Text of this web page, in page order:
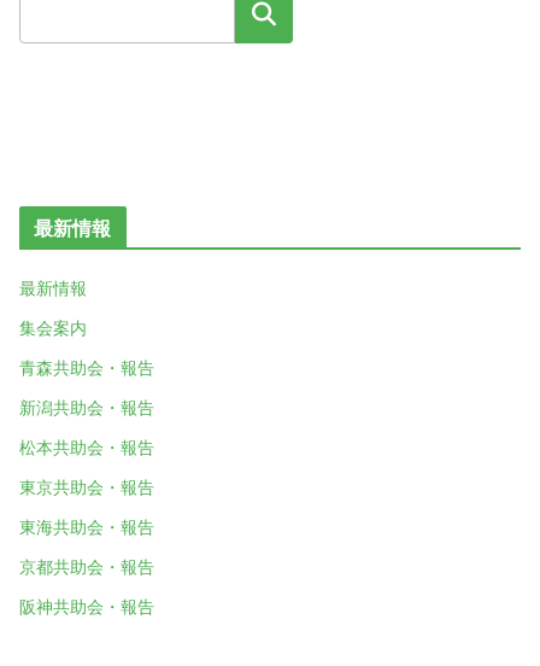
検索
最新情報
最新情報
集会案内
青森共助会・報告
新潟共助会・報告
松本共助会・報告
東京共助会・報告
東海共助会・報告
京都共助会・報告
阪神共助会・報告